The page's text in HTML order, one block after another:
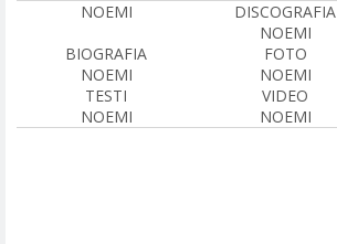
NOEMI
DISCOGRAFIA
NOEMI
BIOGRAFIA
NOEMI
FOTO
NOEMI
TESTI
NOEMI
VIDEO
NOEMI